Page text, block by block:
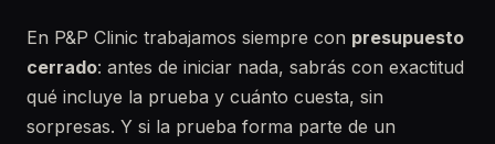
En P&P Clinic trabajamos siempre con presupuesto
cerrado: antes de iniciar nada, sabrás con exactitud
qué incluye la prueba y cuánto cuesta, sin
sorpresas. Y si la pruebа forma parte de un